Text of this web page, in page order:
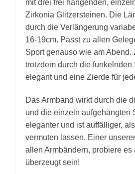
mit drei frei hängenden,
Zirkonia Glitzersteinen. Die
durch die Verlängerung
16-19cm. Passt zu allen
Sport genauso wie am Abend.
trotzdem durch die funkelnden
elegant und eine Zierde für
Das Armband wirkt durch die
und die einzeln aufgehängten
eleganter und ist auffälliger,
vermuten lassen. Einer
allen Armbändern, probiere es
überzeugt sein!